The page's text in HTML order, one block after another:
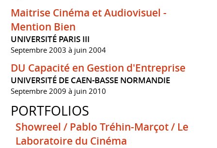
Maitrise Cinéma et Audiovisuel -
Mention Bien
UNIVERSITÉ PARIS III
Septembre 2003 à juin 2004
DU Capacité en Gestion d'Entreprise
UNIVERSITÉ DE CAEN-BASSE NORMANDIE
Septembre 2009 à juin 2010
PORTFOLIOS
Showreel / Pablo Tréhin-Marçot / Le
Laboratoire du Cinéma